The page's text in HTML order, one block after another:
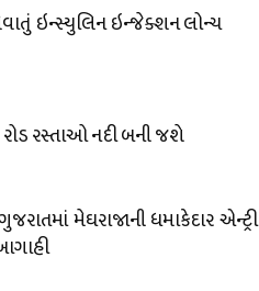
ઇન્સ્યુલિન ઇન્જેક્શન લોન્ચ
રોડ રસ્તાઓ નદી બની જશે
મેઘરાજાની ધમાકેદાર એન્ટ્રી